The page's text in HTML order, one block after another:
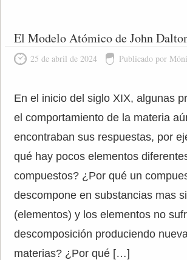
El Modelo Atómico de John
25 de abril de 2024 Publicado por
En el inicio del siglo XIX, algunas
el comportamiento de la materia
encontraban sus respuestas, por
qué hay pocos elementos
compuestos? ¿Por qué un
descompone en substancias mas
(elementos) y los elementos no
descomposición produciendo
materias? ¿Por qué […]